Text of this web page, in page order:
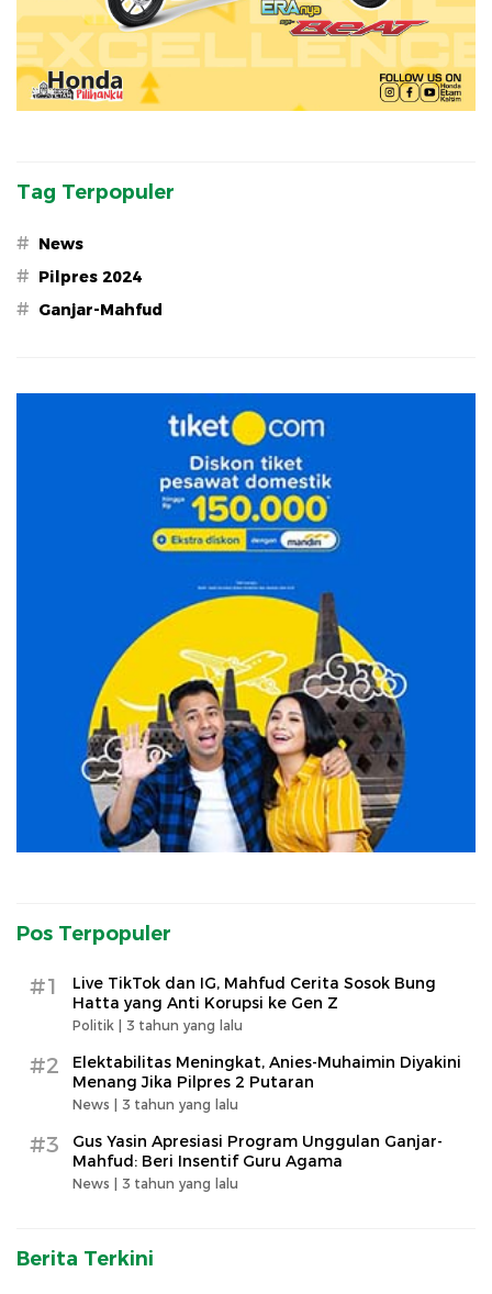
Tag Terpopuler
# News
# Pilpres 2024
# Ganjar-Mahfud
Pos Terpopuler
#1
Live TikTok dan IG, Mahfud Cerita Sosok Bung
Hatta yang Anti Korupsi ke Gen Z
Politik | 3 tahun yang lalu
#2
Elektabilitas Meningkat, Anies-Muhaimin Diyakini
Menang Jika Pilpres 2 Putaran
News | 3 tahun yang lalu
#3
Gus Yasin Apresiasi Program Unggulan Ganjar-
Mahfud: Beri Insentif Guru Agama
News | 3 tahun yang lalu
Berita Terkini